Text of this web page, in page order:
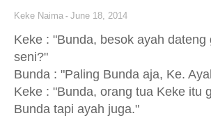
Keke Naima June 18, 2014
Keke : "Bunda, besok ayah dateng
seni?"
Bunda : "Paling Bunda aja, Ke.
Keke : "Bunda, orang tua Keke itu
Bunda tapi ayah juga."